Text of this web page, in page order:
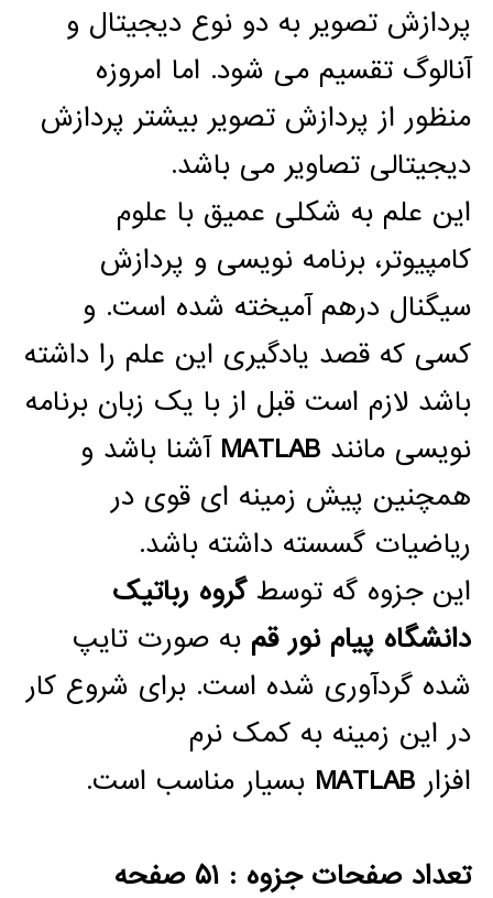
پردازش تصویر به دو نوع دیجیتال و
آنالوگ تقسیم می شود. اما امروزه
منظور از پردازش تصویر بیشتر پردازش
دیجیتالی تصاویر می باشد.
این علم به شکلی عمیق با علوم
کامپیوتر، برنامه نویسی و پردازش
سیگنال درهم آمیخته شده است. و
کسی که قصد یادگیری این علم را داشته
باشد لازم است قبل از با یک زبان برنامه
نویسی مانند MATLAB آشنا باشد و
همچنین پیش زمینه ای قوی در
ریاضیات گسسته داشته باشد.
این جزوه گه توسطگروه رباتیک
دانشگاه پیام نور قم به صورت تایپ
شده گردآوری شده است. برای شروع کار
در این زمینه به کمک نرم
افزار MATLAB بسیار مناسب است.
تعداد صفحات جزوه : ۵۱ صفحه